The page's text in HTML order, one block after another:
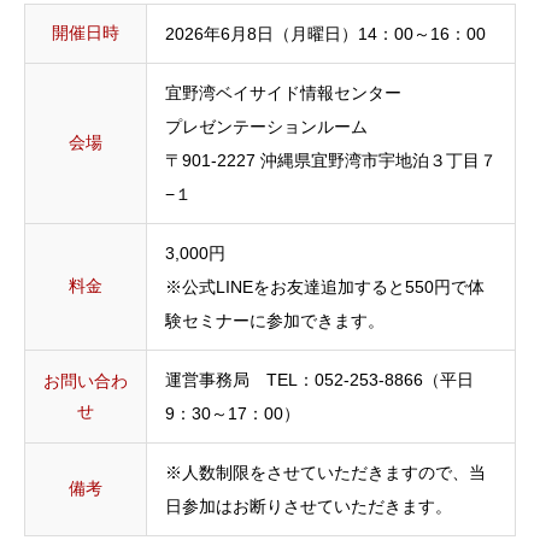
開催日時 2026年6月8日（月曜日）14：00～16：00
会場
宜野湾ベイサイド情報センター
プレゼンテーションルーム
〒901-2227 沖縄県宜野湾市宇地泊３丁目７
−１
料金
3,000円
※公式LINEをお友達追加すると550円で体
験セミナーに参加できます。
お問い合わ
せ
運営事務局 TEL：052-253-8866（平日
9：30～17：00）
備考
※人数制限をさせていただきますので、当
日参加はお断りさせていただきます。